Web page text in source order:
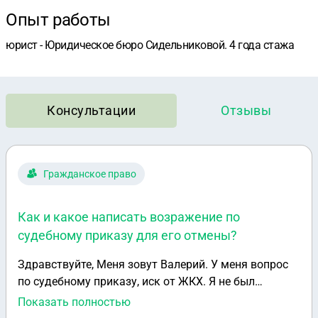
Опыт работы
юрист - Юридическое бюро Сидельниковой. 4 года стажа
Консультации Отзывы
Гражданское право
Как и какое написать возражение по
судебному приказу для его отмены?
Здравствуйте, Меня зовут Валерий. У меня вопрос
по судебному приказу, иск от ЖКХ. Я не был
должным образом уведомлен о судебном
Показать полностью